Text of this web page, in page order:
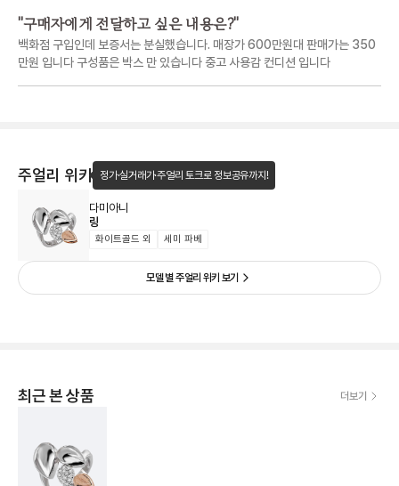
"구매자에게 전달하고 싶은 내용은?"
백화점 구입인데 보증서는 분실했습니다. 매장가 600만원대 판매가는 350
만원 입니다 구성품은 박스 만 있습니다 중고 사용감 컨디션 입니다
주얼리 위키 정가·실거래가·주얼리 토크로 정보공유까지!
다미아니
링
화이트골드 외 세미 파베
모델 별 주얼리 위키 보기
최근 본 상품 더보기